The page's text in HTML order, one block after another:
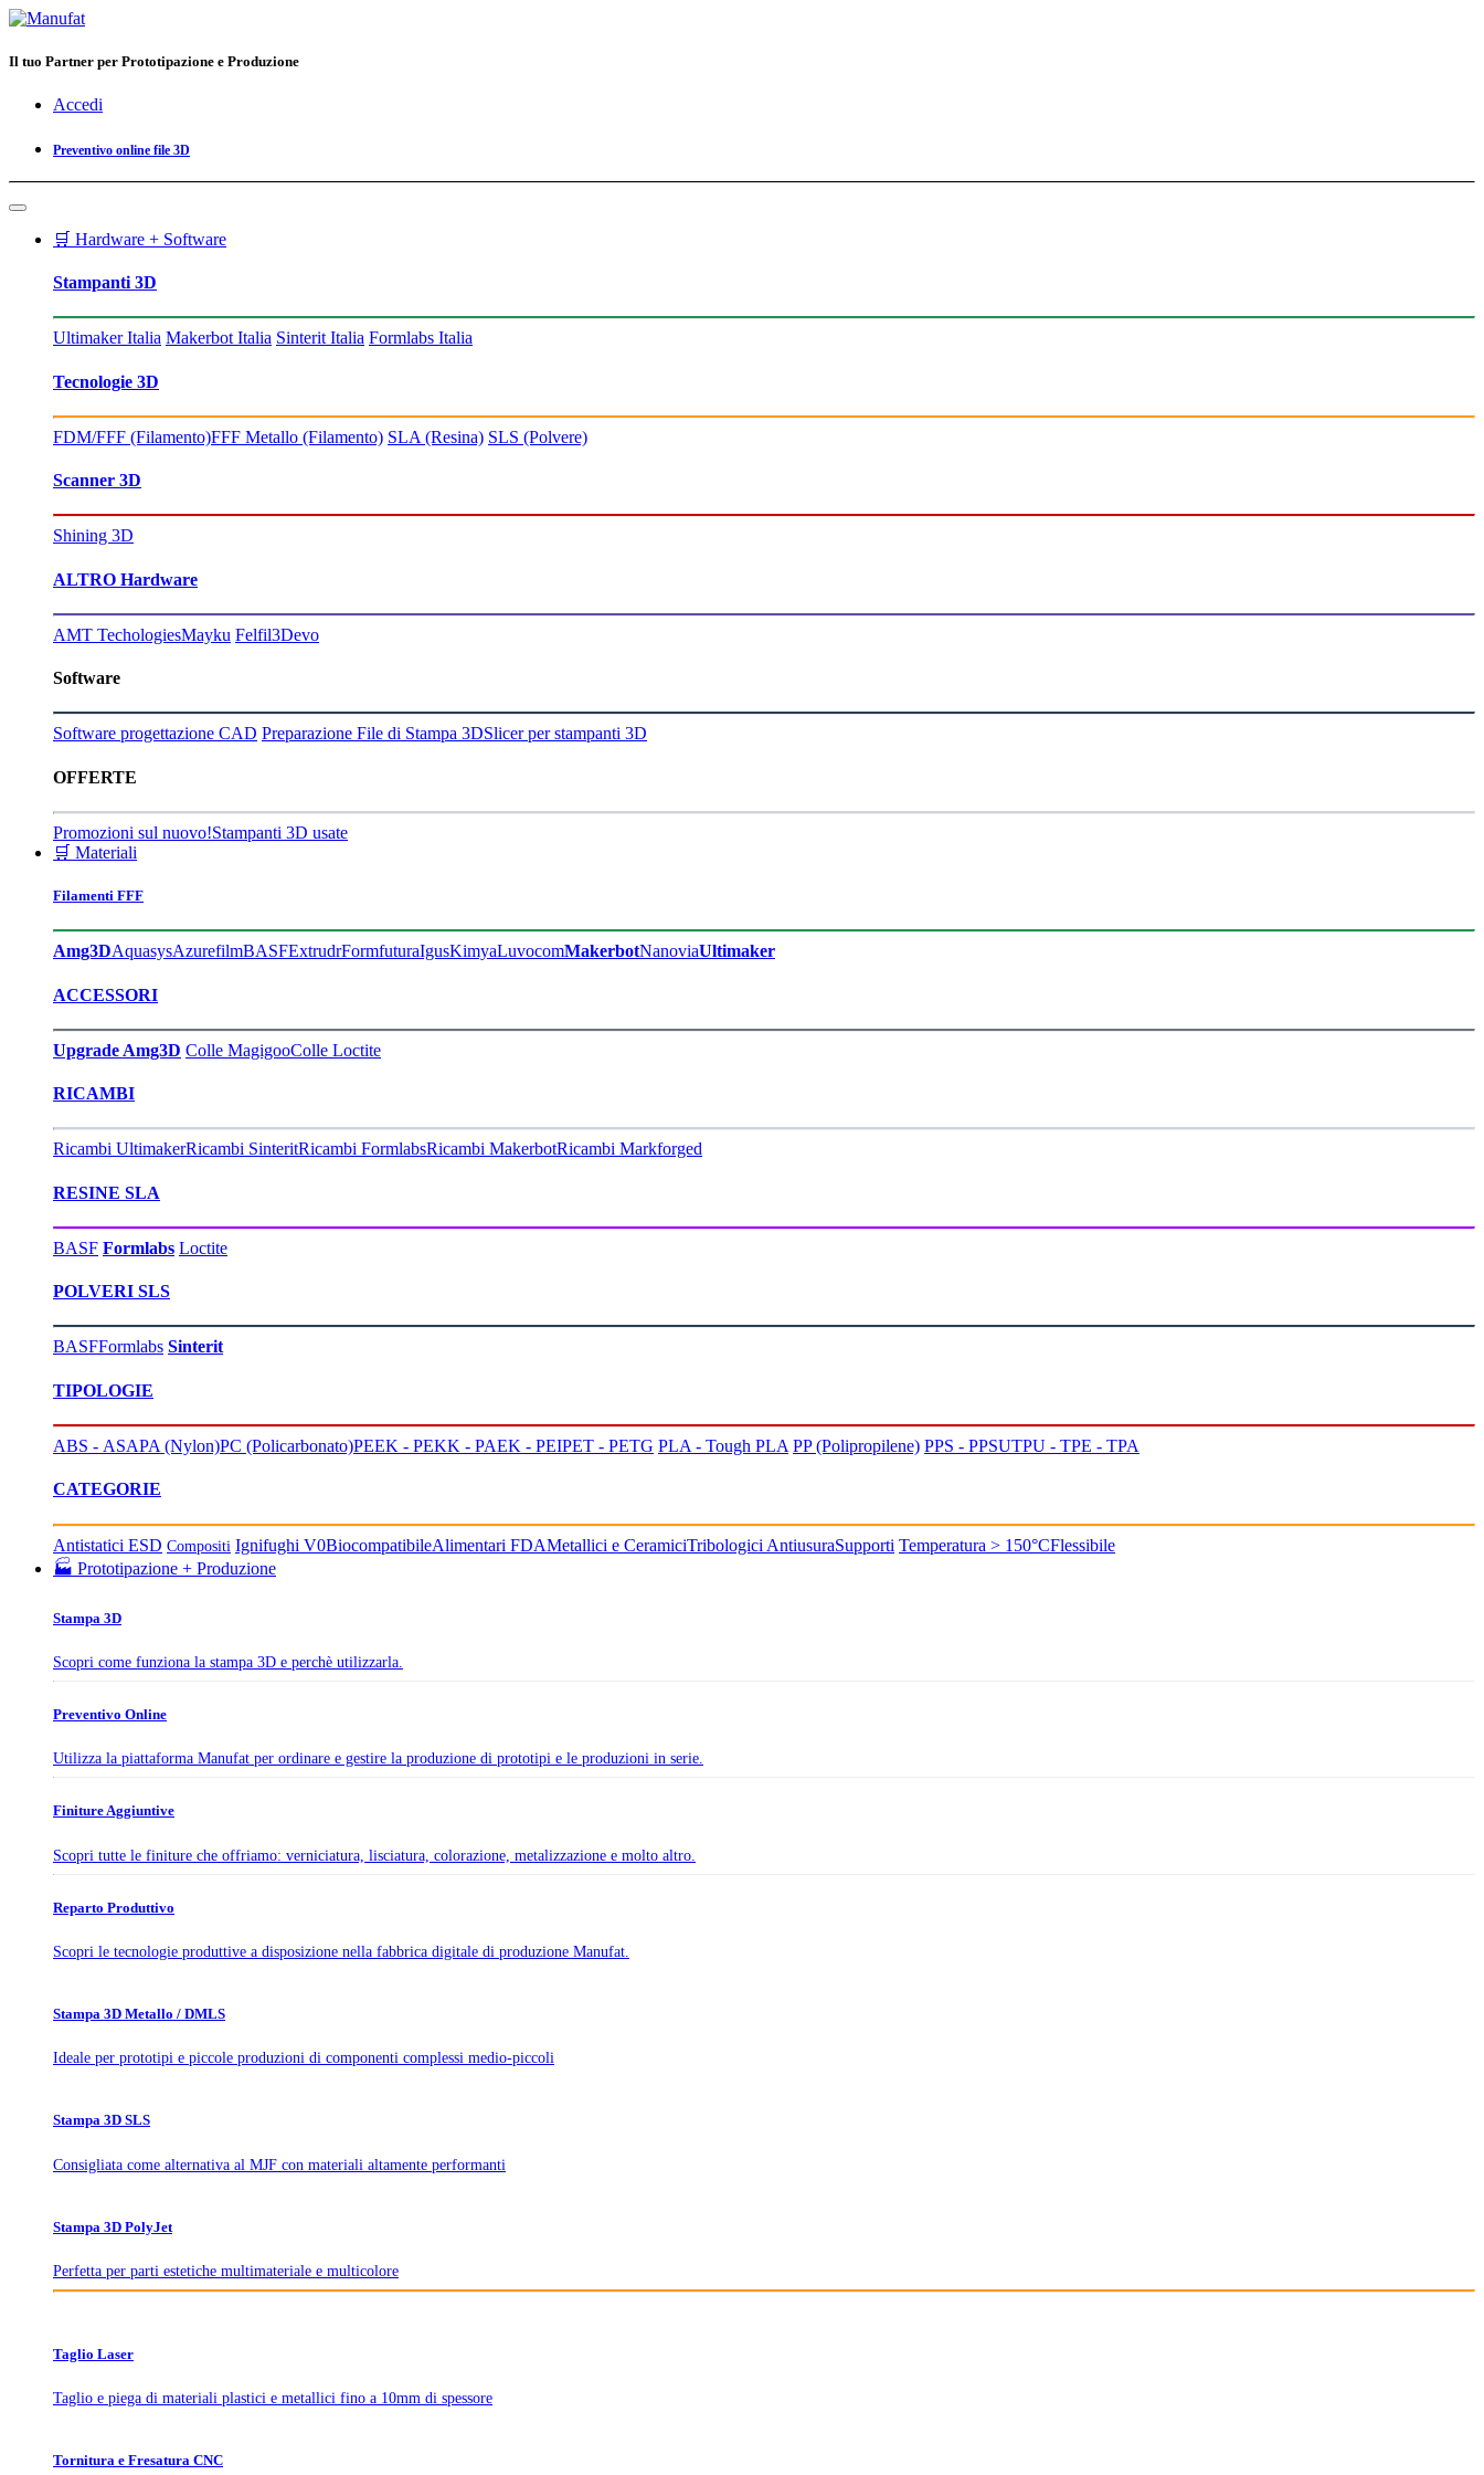
Il tuo Partner per Prototipazione e Produzione
Accedi
Preventivo online file 3D
🛒 Hardware + Software
Stampanti 3D
Ultimaker Italia Makerbot Italia Sinterit Italia Formlabs Italia
Tecnologie 3D
FDM/FFF (Filamento)FFF Metallo (Filamento) SLA (Resina) SLS (Polvere)
Scanner 3D
Shining 3D
ALTRO Hardware
AMT TechologiesMayku Felfil3Devo
Software
Software progettazione CAD Preparazione File di Stampa 3DSlicer per stampanti 3D
OFFERTE
Promozioni sul nuovo!Stampanti 3D usate
🛒 Materiali
Filamenti FFF
Amg3DAquasysAzurefilmBASFExtrudrFormfuturaIgusKimyaLuvocomMakerbotNanoviaUltimaker​
ACCESSORI
Upgrade Amg3D Colle MagigooColle Loctite
RICAMBI
Ricambi UltimakerRicambi SinteritRicambi FormlabsRicambi MakerbotRicambi Markforged
RESINE SLA
BASF Formlabs Loctite
POLVERI SLS
BASFFormlabs Sinterit
TIPOLOGIE
ABS - ASAPA (Nylon)PC (Policarbonato)PEEK - PEKK - PAEK - PEIPET - PETG PLA - Tough PLA PP (Polipropilene) PPS - PPSUTPU - TPE - TPA
CATEGORIE
Antistatici ESD Compositi Ignifughi V0BiocompatibileAlimentari FDAMetallici e CeramiciTribologici AntiusuraSupporti Temperatura > 150°CFlessibile
🏭 Prototipazione + Produzione
Stampa 3D
Scopri come funziona la stampa 3D e perchè utilizzarla.
Preventivo Online
Utilizza la piattaforma Manufat per ordinare e gestire la produzione di prototipi e le produzioni in serie.
Finiture Aggiuntive
Scopri tutte le finiture che offriamo: verniciatura, lisciatura, colorazione, metalizzazione e molto altro.
Reparto Produttivo
Scopri le tecnologie produttive a disposizione nella fabbrica digitale di produzione Manufat.
Stampa 3D Metallo / DMLS
Ideale per prototipi e piccole produzioni di componenti complessi medio-piccoli
Stampa 3D SLS
Consigliata come alternativa al MJF con materiali altamente performanti
Stampa 3D PolyJet
Perfetta per parti estetiche multimateriale e multicolore
Taglio Laser
Taglio e piega di materiali plastici e metallici fino a 10mm di spessore
Tornitura e Fresatura CNC